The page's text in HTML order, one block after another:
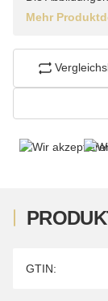
Mehr
Wert
GTIN: